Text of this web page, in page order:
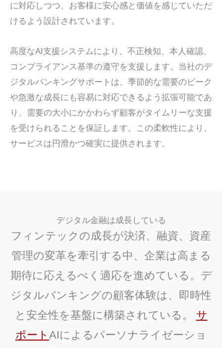
に対応しつつ、お客様に安心感と価値を感じていただ
けるよう設計されています。
高度なAI支援システムにより、不正検知、本人確認、
コンプライアンス基準の遵守を支援します。当社のデ
ジタルバンキングサポートは、季節的な需要のピーク
や急激な成長にも容易に対応できるよう拡張可能であ
り、需要の大小にかかわらず顧客がタイムリーな支援
を受けられることを保証します。この柔軟性により、
サービスは円滑かつ確実に提供されます。
デジタル金融は成長している
フィンテックの成長が決済、融資、資産
管理の変革を牽引する中、企業は高まる
期待に応えるべく適応を進めている。デ
ジタルバンキングの顧客体験は、即時性
と安全性を基盤に構築されている。 サ
ポート AIによるパーソナライゼーショ